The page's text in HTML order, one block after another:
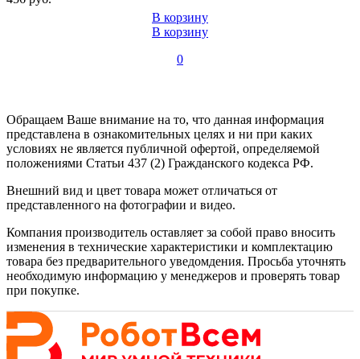
В корзину
В корзину
0
Обращаем Ваше внимание на то, что данная информация
представлена в ознакомительных целях и ни при каких
условиях не является публичной офертой, определяемой
положениями Статьи 437 (2) Гражданского кодекса РФ.
Внешний вид и цвет товара может отличаться от
представленного на фотографии и видео.
Компания производитель оставляет за собой право вносить
изменения в технические характеристики и комплектацию
товара без предварительного уведомдения. Просьба уточнять
необходимую информацию у менеджеров и проверять товар
при покупке.